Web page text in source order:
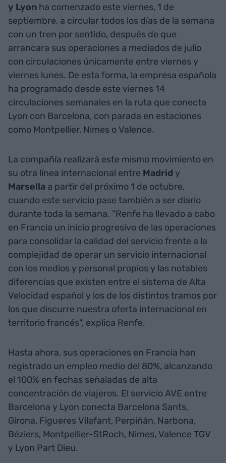
y Lyon ha comenzado este viernes, 1 de
septiembre, a circular todos los días de la semana
con un tren por sentido, después de que
arrancara sus operaciones a mediados de julio
con circulaciones únicamente entre viernes y
viernes lunes. De esta forma, la empresa española
ha programado desde este viernes 14
circulaciones semanales en la ruta que conecta
Lyon con Barcelona, con parada en estaciones
como Montpellier, Nimes o Valence.
La compañía realizará este mismo movimiento en
su otra línea internacional entre Madrid y
Marsella a partir del próximo 1 de octubre,
cuando este servicio pase también a ser diario
durante toda la semana. "Renfe ha llevado a cabo
en Francia un inicio progresivo de las operaciones
para consolidar la calidad del servicio frente a la
complejidad de operar un servicio internacional
con los medios y personal propios y las notables
diferencias que existen entre el sistema de Alta
Velocidad español y los de los distintos tramos por
los que discurre nuestra oferta internacional en
territorio francés", explica Renfe.
Hasta ahora, sus operaciones en Francia han
registrado un empleo medio del 80%, alcanzando
el 100% en fechas señaladas de alta
concentración de viajeros. El servicio AVE entre
Barcelona y Lyon conecta Barcelona Sants,
Girona, Figueres Vilafant, Perpiñán, Narbona,
Béziers, Montpellier-StRoch, Nimes, Valence TGV
y Lyon Part Dieu.